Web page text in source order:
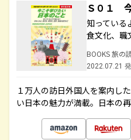
Ｓ０１
知っている
食文化、職
BOOKS 旅の
2022.07.21
１万人の訪日外国人を案内し
い日本の魅力が満載。日本の